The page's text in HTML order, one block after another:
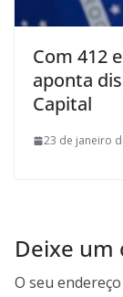
Com 412
aponta
Capital
23 de janeiro
Deixe
O seu